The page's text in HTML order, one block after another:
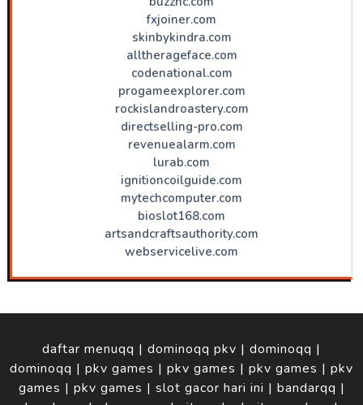
fxjoiner.com
skinbykindra.com
alltherageface.com
codenational.com
progameexplorer.com
rockislandroastery.com
directselling-pro.com
revenuealarm.com
lurab.com
ignitioncoilguide.com
mytechcomputer.com
bioslot168.com
artsandcraftsauthority.com
webservicelive.com
daftar menuqq | dominoqq pkv | dominoqq |
dominoqq | pkv games | pkv games | pkv games | pkv
games | pkv games | slot gacor hari ini | bandarqq |